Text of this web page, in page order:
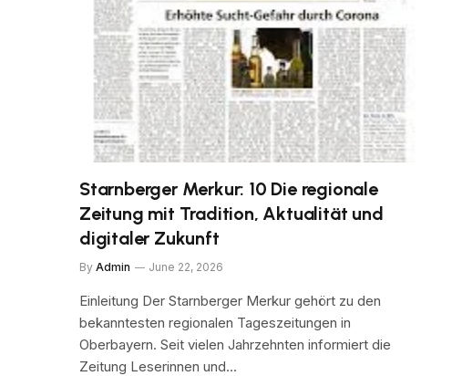
Starnberger Merkur: 10 Die regionale
Zeitung mit Tradition, Aktualität und
digitaler Zukunft
By Admin June 22, 2026
Einleitung Der Starnberger Merkur gehört zu den
bekanntesten regionalen Tageszeitungen in
Oberbayern. Seit vielen Jahrzehnten informiert die
Zeitung Leserinnen und…